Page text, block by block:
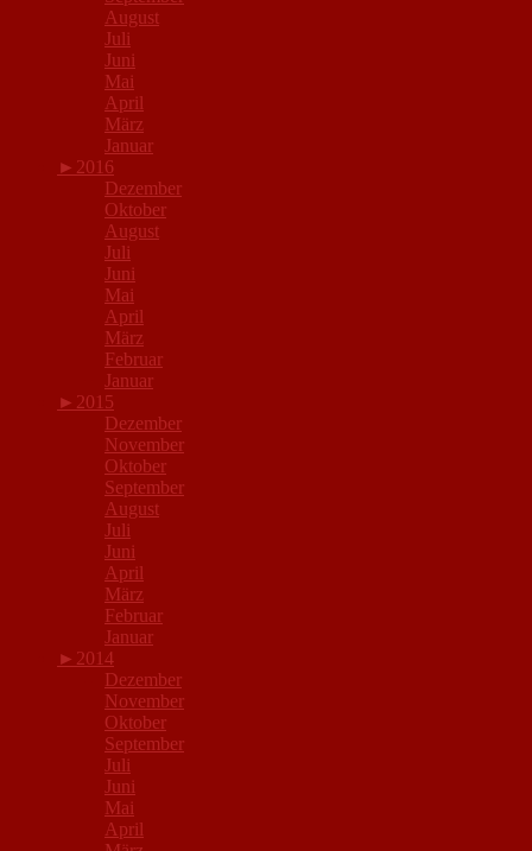
August
Juli
Juni
Mai
April
März
Januar
► 2016
Dezember
Oktober
August
Juli
Juni
Mai
April
März
Februar
Januar
► 2015
Dezember
November
Oktober
September
August
Juli
Juni
April
März
Februar
Januar
► 2014
Dezember
November
Oktober
September
Juli
Juni
Mai
April